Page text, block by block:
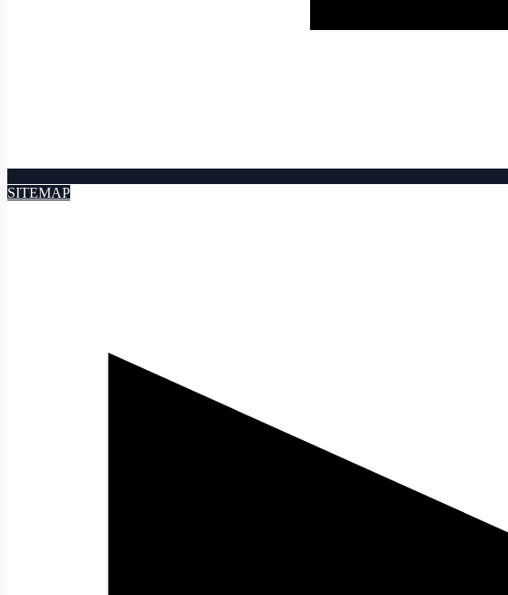
SITEMAP